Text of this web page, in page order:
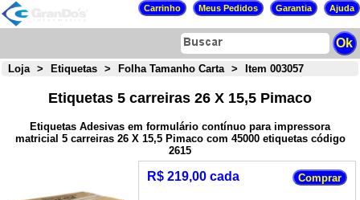
Loja > Etiquetas > Folha Tamanho Carta > Item 003057
Etiquetas 5 carreiras 26 X 15,5 Pimaco
Etiquetas Adesivas em formulário contínuo para impressora
matricial 5 carreiras 26 X 15,5 Pimaco com 45000 etiquetas código
2615
R$ 219,00 cada